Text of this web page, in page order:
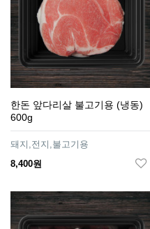
한돈 앞다리살 불고기용 (냉동)
600g
돼지,전지,불고기용
8,400원